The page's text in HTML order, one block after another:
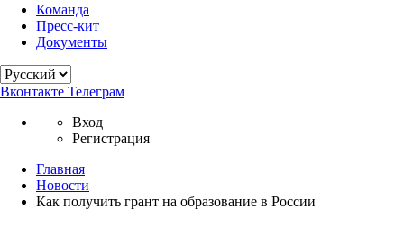
Команда
Пресс-кит
Документы
Вконтакте Телеграм
Вход
Регистрация
Главная
Новости
Как получить грант на образование в России